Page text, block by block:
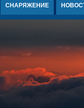
СНАРЯЖЕНИЕ